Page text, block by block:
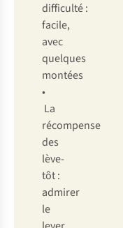
difficulté :
facile,
avec
quelques
montées
•
La
récompense
des
lève-
tôt :
admirer
le